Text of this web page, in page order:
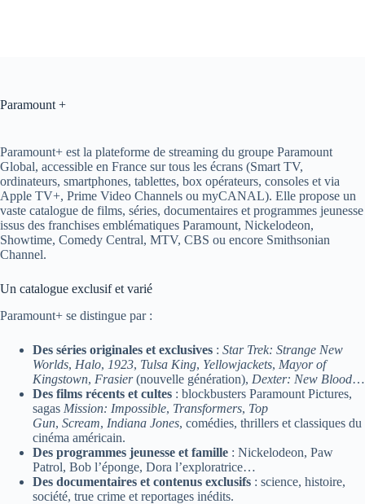
Paramount +
Paramount+ est la plateforme de streaming du groupe Paramount
Global, accessible en France sur tous les écrans (Smart TV,
ordinateurs, smartphones, tablettes, box opérateurs, consoles et via
Apple TV+, Prime Video Channels ou myCANAL). Elle propose un
vaste catalogue de films, séries, documentaires et programmes jeunesse
issus des franchises emblématiques Paramount, Nickelodeon,
Showtime, Comedy Central, MTV, CBS ou encore Smithsonian
Channel.
Un catalogue exclusif et varié
Paramount+ se distingue par :
Des séries originales et exclusives : Star Trek: Strange New
Worlds, Halo, 1923, Tulsa King, Yellowjackets, Mayor of
Kingstown, Frasier(nouvelle génération), Dexter: New Blood…
Des films récents et cultes : blockbusters Paramount Pictures,
sagas Mission: Impossible, Transformers, Top
Gun, Scream, Indiana Jones, comédies, thrillers et classiques du
cinéma américain.
Des programmes jeunesse et famille : Nickelodeon, Paw
Patrol, Bob l’éponge, Dora l’exploratrice…
Des documentaires et contenus exclusifs : science, histoire,
société, true crime et reportages inédits.